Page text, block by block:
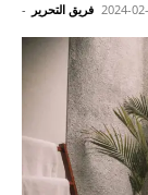
فريق التحرير - 2024-